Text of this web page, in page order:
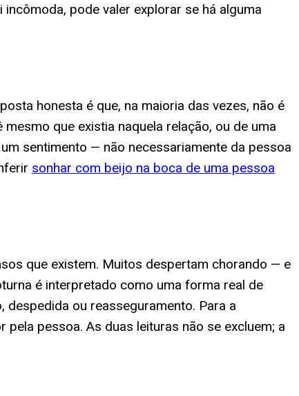
pode valer explorar se há alguma
honesta é que, na maioria das vezes, não é
que existia naquela relação, ou de uma
sentimento — não necessariamente da pessoa
sonhar com beijo na boca de uma pessoa
que existem. Muitos despertam chorando — e
é interpretado como uma forma real de
ou reasseguramento. Para a
pessoa. As duas leituras não se excluem; a